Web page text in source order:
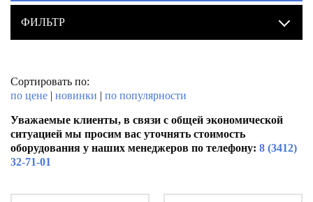
ФИЛЬТР
Сортировать по:
по цене | новинки | по популярности
Уважаемые клиенты, в связи с общей экономической
ситуацией мы просим вас уточнять стоимость
оборудования у наших менеджеров по телефону: 8 (3412)
32-71-01